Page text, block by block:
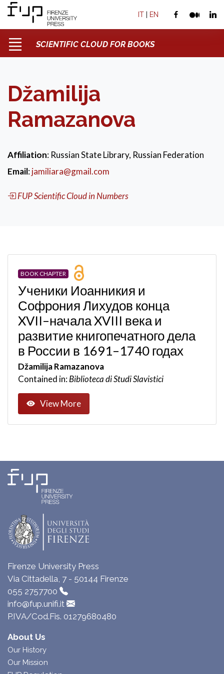
IT | EN
SCIENTIFIC CLOUD FOR BOOKS
Džamilija
Ramazanova
Affiliation: Russian State Library, Russian Federation
Email:jamiliara@gmail.com
FUP Scientific Cloud in Numbers
BOOK CHAPTER
Ученики Иоанникия и
Софрония Лихудов конца
XVII–начала XVIII века и
развитие книгопечатного дела
в России в 1691–1740 годах
Džamilija Ramazanova
Contained in:Biblioteca di Studi Slavistici
View More
Firenze University Press
Via Cittadella, 7 - 50144 Firenze
055 2757700
info@fup.unifi.it
P.IVA/Cod.Fis. 01279680480
About Us
Our History
Our Mission